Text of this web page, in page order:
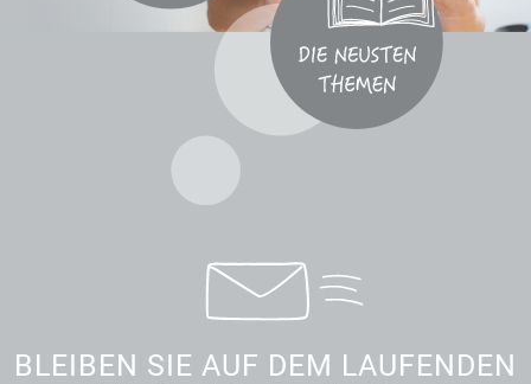
BLEIBEN SIE AUF DEM LAUFENDEN